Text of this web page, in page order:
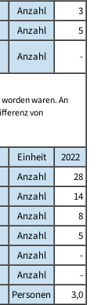
Anzahl
3
Anzahl
5
Anzahl
-
waren. An
von
Einheit
2022
Anzahl
28
Anzahl
14
Anzahl
8
Anzahl
5
Anzahl
-
Anzahl
-
Personen
3,0